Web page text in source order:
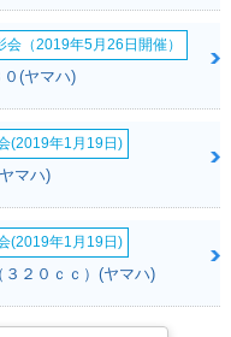
は、欧州のユーロ5規制に適
は、従来型をベースにピスト
まで拡大。出力、トルクと
従来の8,500回転時から、
ルタボックスタイプの新型
制御技術も盛り込まれた。
SPが2021年7月に、標準モ
州のユーロ5+（プラス）規制
タイルの変更だけでなく、ラ
ーは低くなり、ステップは後
能）。これはモトクロッサー
ものとされた。シートは前
き、クルーズコントロールも
（2019年5月26日開催）
(ヤマハ)
(2019年1月19日)
マハ)
(2019年1月19日)
２０ｃｃ）(ヤマハ)